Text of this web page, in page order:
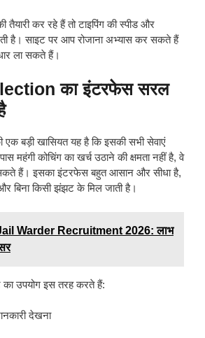
तैयारी कर रहे हैं तो टाइपिंग की स्पीड और
है। साइट पर आप रोजाना अभ्यास कर सकते हैं
ला सकते हैं।
का इंटरफेस सरल
बड़ी खासियत यह है कि इसकी सभी सेवाएं
महंगी कोचिंग का खर्च उठाने की क्षमता नहीं है, वे
हैं। इसका इंटरफेस बहुत आसान और सीधा है,
बिना किसी झंझट के मिल जाती है।
Warder Recruitment 2026: लाभ
का उपयोग इस तरह करते हैं:
देखना